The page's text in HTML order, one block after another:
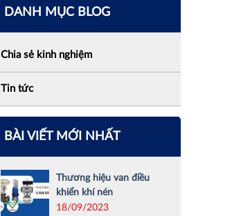
DANH MỤC BLOG
Chia sẻ kinh nghiệm
Tin tức
BÀI VIẾT MỚI NHẤT
Thương hiệu van điều
khiển khí nén
18/09/2023